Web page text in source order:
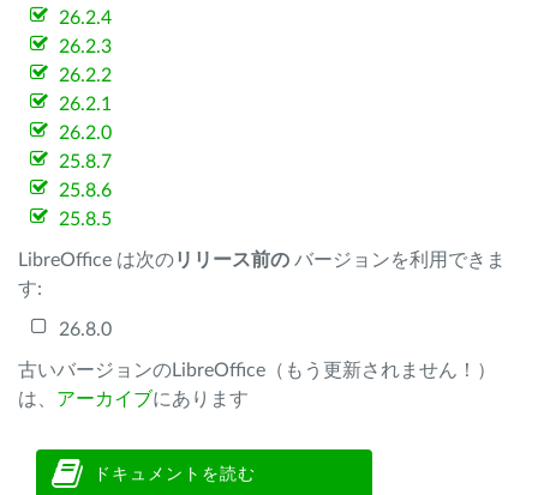
26.2.4
26.2.3
26.2.2
26.2.1
26.2.0
25.8.7
25.8.6
25.8.5
LibreOffice は次のリリース前の バージョンを利用できま
す:
26.8.0
古いバージョンのLibreOffice（もう更新されません！）
は、 アーカイブにあります
ドキュメントを読む